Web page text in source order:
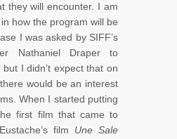
they will encounter. I am
how the program will be
I was asked by SIFF’s
Nathaniel Draper to
I didn’t expect that on
would be an interest
When I started putting
first film that came to
film Une Sale